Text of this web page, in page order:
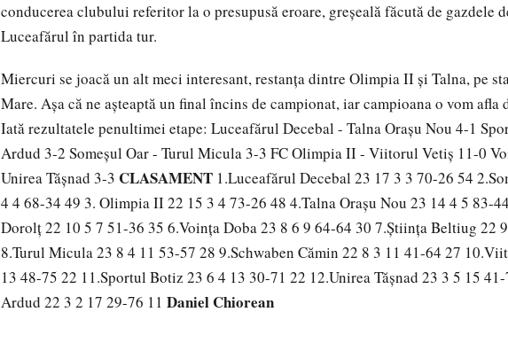
conducerea clubului referitor la o presupusă eroare, greşeală făcută de gazdele
Luceafărul în partida tur.
Miercuri se joacă un alt meci interesant, restanţa dintre Olimpia II şi Talna, pe
Mare. Aşa că ne aşteaptă un final încins de campionat, iar campioana o vom afla
Iată rezultatele penultimei etape: Luceafărul Decebal - Talna Oraşu Nou 4-1
Ardud 3-2 Someşul Oar - Turul Micula 3-3 FC Olimpia II - Viitorul Vetiş 11-0
Unirea Tăşnad 3-3 CLASAMENT 1.Luceafărul Decebal 23 17 3 3 70-26 54
4 4 68-34 49 3. Olimpia II 22 15 3 4 73-26 48 4.Talna Oraşu Nou 23 14 4 5 83-
Dorolţ 22 10 5 7 51-36 35 6.Voinţa Doba 23 8 6 9 64-64 30 7.Ştiinţa Beltiug 22
8.Turul Micula 23 8 4 11 53-57 28 9.Schwaben Cămin 22 8 3 11 41-64 27
13 48-75 22 11.Sportul Botiz 23 6 4 13 30-71 22 12.Unirea Tăşnad 23 3 5 15
Ardud 22 3 2 17 29-76 11 Daniel Chiorean